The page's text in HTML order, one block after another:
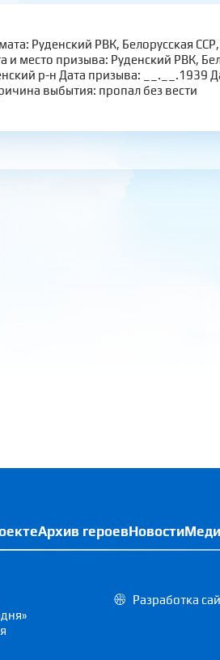
Руденский РВК, Белорусская
и место призыва: Руденский РВК,
р-н Дата призыва: __.__.1939
выбытия: пропал без вести
Архив героевНовости
Разработка